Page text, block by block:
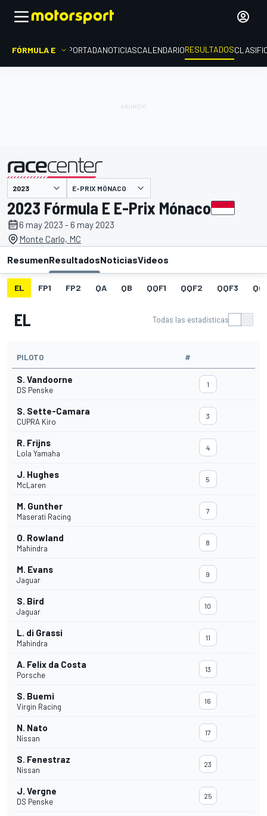
FÓRMULA E PORTADANOTICIASCALENDARIORESULTADOS
presentado por E-PRIX MÓNACO
2023 Fórmula E E-Prix Mónaco
6 may 2023 - 6 may 2023
Monte Carlo, MC
ResumenResultadosNoticiasVideos
EL FP1 FP2 QA QB QQF1 QQF2 QQF3
EL Todas las estadísticas
PILOTO #
S. Vandoorne
DS Penske
1
S. Sette-Camara
CUPRA Kiro
3
R. Frijns
Lola Yamaha
4
J. Hughes
McLaren
5
M. Gunther
Maserati Racing
7
O. Rowland
Mahindra
8
M. Evans
Jaguar
9
S. Bird
Jaguar
10
L. di Grassi
Mahindra
11
A. Felix da Costa
Porsche
13
S. Buemi
Virgin Racing
16
N. Nato
Nissan
17
S. Fenestraz
Nissan
23
J. Vergne
DS Penske
25